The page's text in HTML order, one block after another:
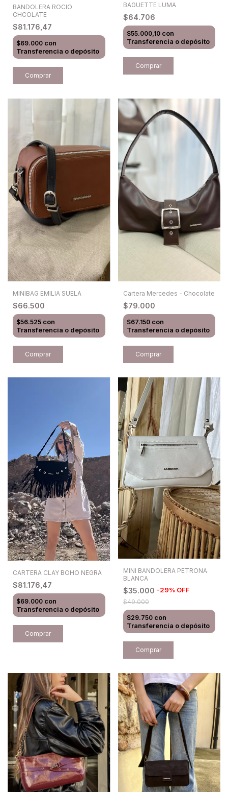
BANDOLERA ROCIO
CHCOLATE
$81.176,47
$69.000 con
Transferencia o depósito
BAGUETTE LUMA
$64.706
$55.000,10 con
Transferencia o depósito
MINIBAG EMILIA SUELA
$66.500
$56.525 con
Transferencia o depósito
Cartera Mercedes - Chocolate
$79.000
$67.150 con
Transferencia o depósito
CARTERA CLAY BOHO NEGRA
$81.176,47
$69.000 con
Transferencia o depósito
MINI BANDOLERA PETRONA
BLANCA
$35.000 -29% OFF
$49.000
$29.750 con
Transferencia o depósito